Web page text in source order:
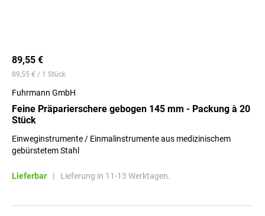
89,55 €
89,55 € / 1 Stück
Fuhrmann GmbH
Feine Präparierschere gebogen 145 mm - Packung à 20
Stück
Einweginstrumente / Einmalinstrumente aus medizinischem
gebürstetem Stahl
Lieferbar | Lieferung in 11-13 Werktagen.